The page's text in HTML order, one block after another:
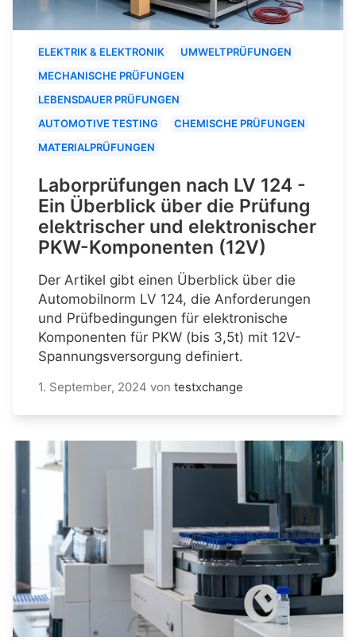
ELEKTRIK & ELEKTRONIK
UMWELTPRÜFUNGEN
MECHANISCHE PRÜFUNGEN
LEBENSDAUER PRÜFUNGEN
AUTOMOTIVE TESTING
CHEMISCHE PRÜFUNGEN
MATERIALPRÜFUNGEN
Laborprüfungen nach LV 124 -
Ein Überblick über die Prüfung
elektrischer und elektronischer
PKW-Komponenten (12V)
Der Artikel gibt einen Überblick über die
Automobilnorm LV 124, die Anforderungen
und Prüfbedingungen für elektronische
Komponenten für PKW (bis 3,5t) mit 12V-
Spannungsversorgung definiert.
1. September, 2024 von testxchange